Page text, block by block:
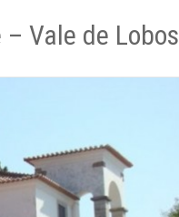
Vale de Lobos